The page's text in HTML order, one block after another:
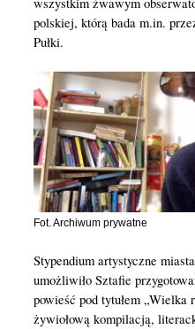
polskiej, którą bada m.in.
Pułki.
Fot. Archiwum prywatne
Stypendium artystyczne
umożliwiło Sztafie
powieść pod tytułem
żywiołową kompilacją,